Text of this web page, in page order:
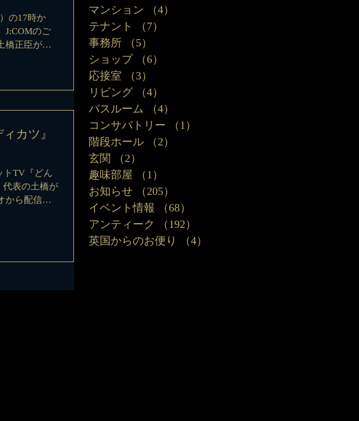
の17時か
J:COMのご
橋正臣が、
カツ』
トTV『どん
代表の土橋が
から配信し
マンション
（4）
テナント
（7）
事務所
（5）
ショップ
（6）
応接室
（3）
リビング
（4）
バスルーム
（4）
コンサバトリー
（1）
階段ホール
（2）
玄関
（2）
趣味部屋
（1）
お知らせ
（205）
イベント情報
（68）
アンティーク
（192）
英国からのお便り
（4）